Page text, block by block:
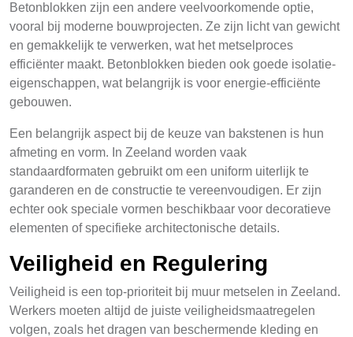
Betonblokken zijn een andere veelvoorkomende optie,
vooral bij moderne bouwprojecten. Ze zijn licht van gewicht
en gemakkelijk te verwerken, wat het metselproces
efficiënter maakt. Betonblokken bieden ook goede isolatie-
eigenschappen, wat belangrijk is voor energie-efficiënte
gebouwen.
Een belangrijk aspect bij de keuze van bakstenen is hun
afmeting en vorm. In Zeeland worden vaak
standaardformaten gebruikt om een uniform uiterlijk te
garanderen en de constructie te vereenvoudigen. Er zijn
echter ook speciale vormen beschikbaar voor decoratieve
elementen of specifieke architectonische details.
Veiligheid en Regulering
Veiligheid is een top-prioriteit bij muur metselen in Zeeland.
Werkers moeten altijd de juiste veiligheidsmaatregelen
volgen, zoals het dragen van beschermende kleding en